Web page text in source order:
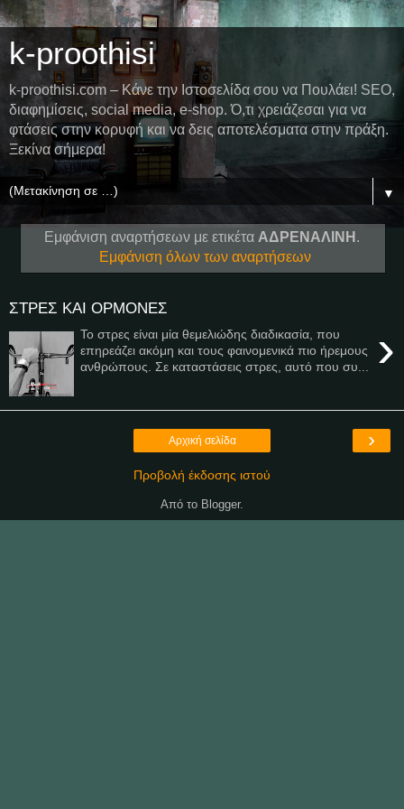
k-proothisi
k-proothisi.com – Κάνε την Ιστοσελίδα σου να Πουλάει! SEO,
διαφημίσεις, social media, e-shop. Ό,τι χρειάζεσαι για να
φτάσεις στην κορυφή και να δεις αποτελέσματα στην πράξη.
Ξεκίνα σήμερα!
▼
Εμφάνιση αναρτήσεων με ετικέτα ΑΔΡΕΝΑΛΙΝΗ .
Εμφάνιση όλων των αναρτήσεων
ΣΤΡΕΣ ΚΑΙ ΟΡΜΟΝΕΣ
›
Το στρες είναι μία θεμελιώδης διαδικασία, που
επηρεάζει ακόμη και τους φαινομενικά πιο ήρεμους
ανθρώπους. Σε καταστάσεις στρες, αυτό που συ...
›
Αρχική σελίδα
Προβολή έκδοσης ιστού
Από το Blogger.